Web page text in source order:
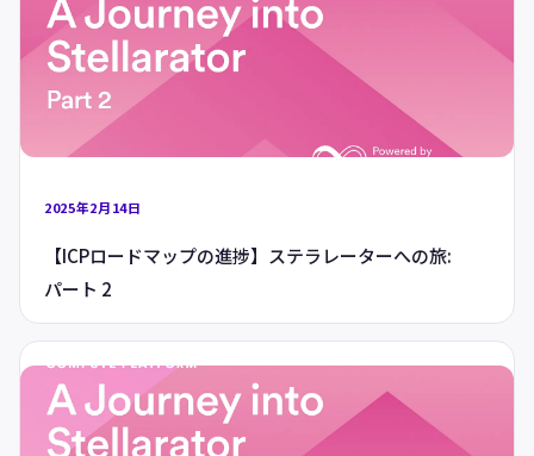
2025年2月14日
【ICPロードマップの進捗】ステラレーターへの旅:
パート 2